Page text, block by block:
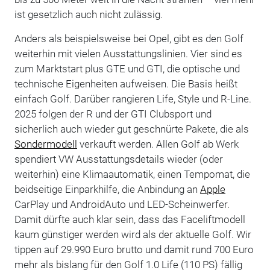
ist gesetzlich auch nicht zulässig.
Anders als beispielsweise bei Opel, gibt es den Golf
weiterhin mit vielen Ausstattungslinien. Vier sind es
zum Marktstart plus GTE und GTI, die optische und
technische Eigenheiten aufweisen. Die Basis heißt
einfach Golf. Darüber rangieren Life, Style und R-Line.
2025 folgen der R und der GTI Clubsport und
sicherlich auch wieder gut geschnürte Pakete, die als
Sondermodell verkauft werden. Allen Golf ab Werk
spendiert VW Ausstattungsdetails wieder (oder
weiterhin) eine Klimaautomatik, einen Tempomat, die
beidseitige Einparkhilfe, die Anbindung an Apple
CarPlay und AndroidAuto und LED-Scheinwerfer.
Damit dürfte auch klar sein, dass das Faceliftmodell
kaum günstiger werden wird als der aktuelle Golf. Wir
tippen auf 29.990 Euro brutto und damit rund 700 Euro
mehr als bislang für den Golf 1.0 Life (110 PS) fällig